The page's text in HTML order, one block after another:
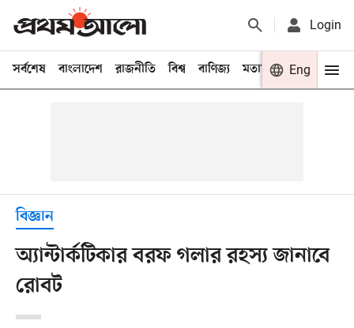
Login
সর্বশেষ বাংলাদেশ রাজনীতি বিশ্ব বাণিজ্য মতামত খেলা
Eng
বিজ্ঞান
অ্যান্টার্কটিকার বরফ গলার রহস্য জানাবে
রোবট